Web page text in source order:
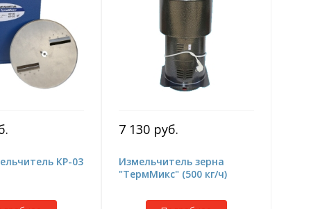
КР-03
7 130 руб.
Измельчитель зерна
"ТермМикс" (500 кг/ч)